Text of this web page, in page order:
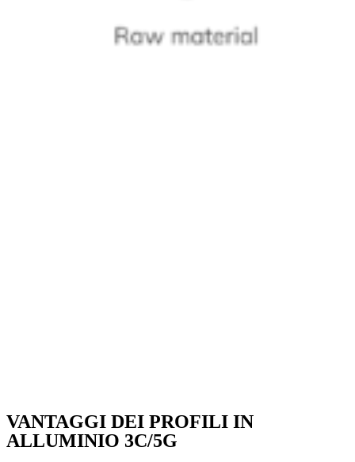
VANTAGGI DEI PROFILI IN
ALLUMINIO 3C/5G